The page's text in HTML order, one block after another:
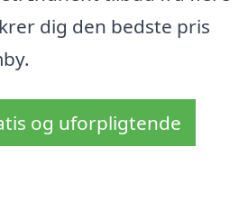
dig den bedste pris
og uforpligtende